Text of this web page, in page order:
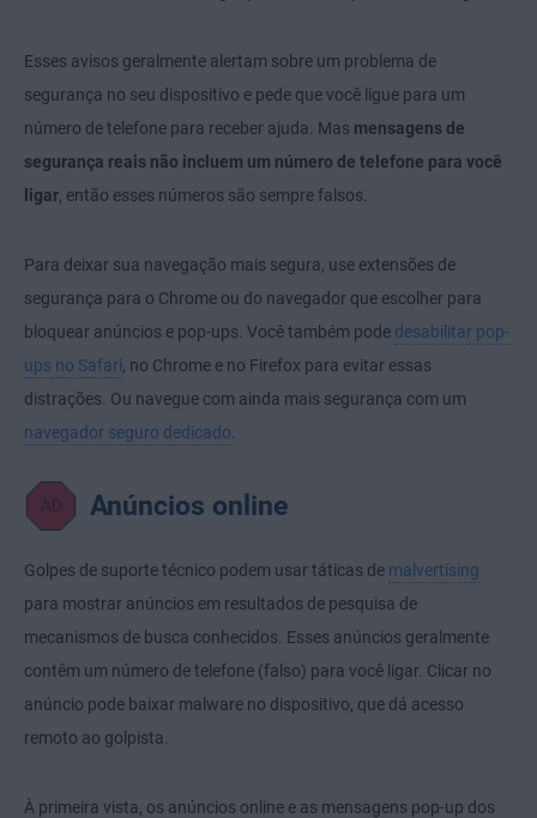
Esses avisos geralmente alertam sobre um problema de
segurança no seu dispositivo e pede que você ligue para um
número de telefone para receber ajuda. Mas mensagens de
segurança reais não incluem um número de telefone para você
ligar , então esses números são sempre falsos.
Para deixar sua navegação mais segura, use extensões de
segurança para o Chrome ou do navegador que escolher para
bloquear anúncios e pop-ups. Você também pode desabilitar pop-
ups no Safari , no Chrome e no Firefox para evitar essas
distrações. Ou navegue com ainda mais segurança com um
navegador seguro dedicado
Anúncios online
Golpes de suporte técnico podem usar táticas de malvertising
para mostrar anúncios em resultados de pesquisa de
mecanismos de busca conhecidos. Esses anúncios geralmente
contêm um número de telefone (falso) para você ligar. Clicar no
anúncio pode baixar malware no dispositivo, que dá acesso
remoto ao golpista.
À primeira vista, os anúncios online e as mensagens pop-up dos